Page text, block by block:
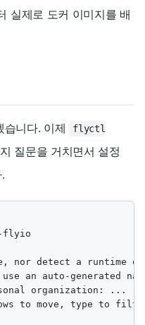
실제로 도커 이미지를 배
니다. 이제 flyctl
질문을 거치면서 설정
flyio
nor detect a runtime or
an auto-generated
organization: ...
to move, type to